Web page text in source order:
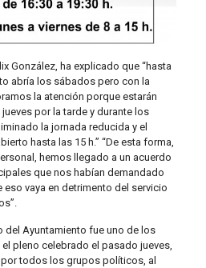
González, ha explicado que “hasta
abría los sábados pero con la
la atención porque estarán
por la tarde y durante los
la jornada reducida y el
hasta las 15 h.” “De esta forma,
hemos llegado a un acuerdo
que nos habían demandado
vaya en detrimento del servicio
del Ayuntamiento fue uno de los
pleno celebrado el pasado jueves,
todos los grupos políticos, al